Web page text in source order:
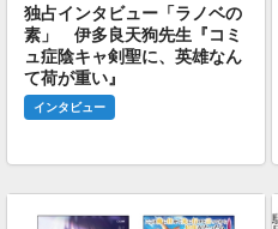
独占インタビュー「ラノベの
素」 伊多良天狗先生『コミ
ュ症陰キャ剣聖に、英雄なん
て荷が重い』
インタビュー